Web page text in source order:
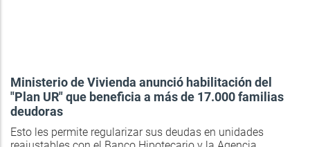
Ministerio de Vivienda anunció habilitación del
"Plan UR" que beneficia a más de 17.000 familias
deudoras
Esto les permite regularizar sus deudas en unidades